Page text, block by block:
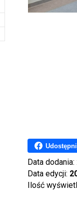
Data dodania:
Data edycji:
Ilość